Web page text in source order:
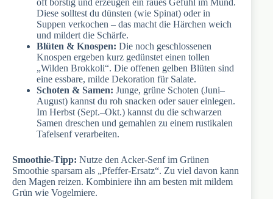
oft borstig und erzeugen ein raues Gefühl im Mund.
Diese solltest du dünsten (wie Spinat) oder in
Suppen verkochen – das macht die Härchen weich
und mildert die Schärfe.
Blüten & Knospen: Die noch geschlossenen
Knospen ergeben kurz gedünstet einen tollen
„Wilden Brokkoli“. Die offenen gelben Blüten sind
eine essbare, milde Dekoration für Salate.
Schoten & Samen: Junge, grüne Schoten (Juni–
August) kannst du roh snacken oder sauer einlegen.
Im Herbst (Sept.–Okt.) kannst du die schwarzen
Samen dreschen und gemahlen zu einem rustikalen
Tafelsenf verarbeiten.
Smoothie-Tipp: Nutze den Acker-Senf im Grünen
Smoothie sparsam als „Pfeffer-Ersatz“. Zu viel davon kann
den Magen reizen. Kombiniere ihn am besten mit mildem
Grün wie Vogelmiere.